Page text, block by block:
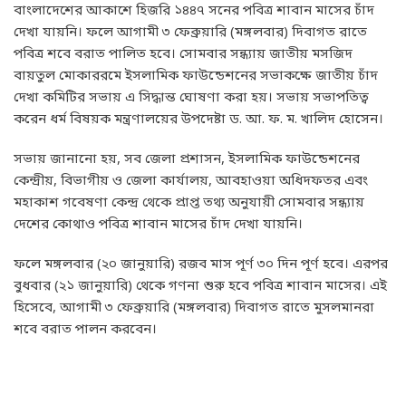
বাংলাদেশের আকাশে হিজরি ১৪৪৭ সনের পবিত্র শাবান মাসের চাঁদ
দেখা যায়নি। ফলে আগামী ৩ ফেব্রুয়ারি (মঙ্গলবার) দিবাগত রাতে
পবিত্র শবে বরাত পালিত হবে। সোমবার সন্ধ্যায় জাতীয় মসজিদ
বায়তুল মোকাররমে ইসলামিক ফাউন্ডেশনের সভাকক্ষে জাতীয় চাঁদ
দেখা কমিটির সভায় এ সিদ্ধান্ত ঘোষণা করা হয়। সভায় সভাপতিত্ব
করেন ধর্ম বিষয়ক মন্ত্রণালয়ের উপদেষ্টা ড. আ. ফ. ম. খালিদ হোসেন।
সভায় জানানো হয়, সব জেলা প্রশাসন, ইসলামিক ফাউন্ডেশনের
কেন্দ্রীয়, বিভাগীয় ও জেলা কার্যালয়, আবহাওয়া অধিদফতর এবং
মহাকাশ গবেষণা কেন্দ্র থেকে প্রাপ্ত তথ্য অনুযায়ী সোমবার সন্ধ্যায়
দেশের কোথাও পবিত্র শাবান মাসের চাঁদ দেখা যায়নি।
ফলে মঙ্গলবার (২০ জানুয়ারি) রজব মাস পূর্ণ ৩০ দিন পূর্ণ হবে। এরপর
বুধবার (২১ জানুয়ারি) থেকে গণনা শুরু হবে পবিত্র শাবান মাসের। এই
হিসেবে, আগামী ৩ ফেব্রুয়ারি (মঙ্গলবার) দিবাগত রাতে মুসলমানরা
শবে বরাত পালন করবেন।